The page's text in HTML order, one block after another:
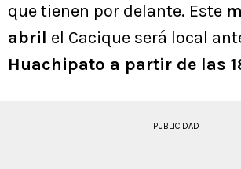
que tienen por delante. Este
abril el Cacique será local
Huachipato a partir de las
PUBLICIDAD